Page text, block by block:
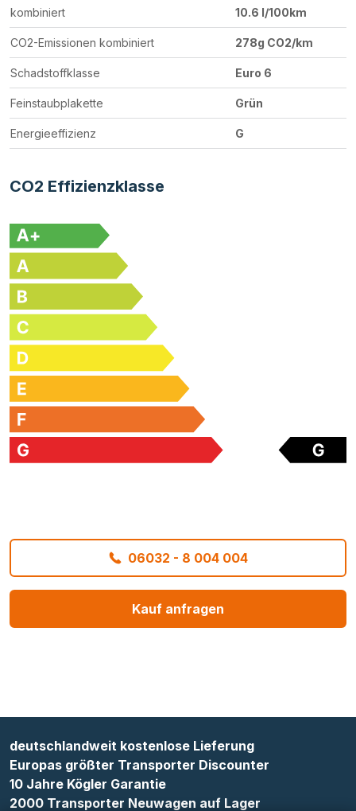
kombiniert 10.6 l/100km
CO2-Emissionen kombiniert 278g CO2/km
Schadstoffklasse Euro 6
Feinstaubplakette Grün
Energieeffizienz G
CO2 Effizienzklasse
06032 - 8 004 004
Kauf anfragen
deutschlandweit kostenlose Lieferung
Europas größter Transporter Discounter
10 Jahre Kögler Garantie
2000 Transporter Neuwagen auf Lager